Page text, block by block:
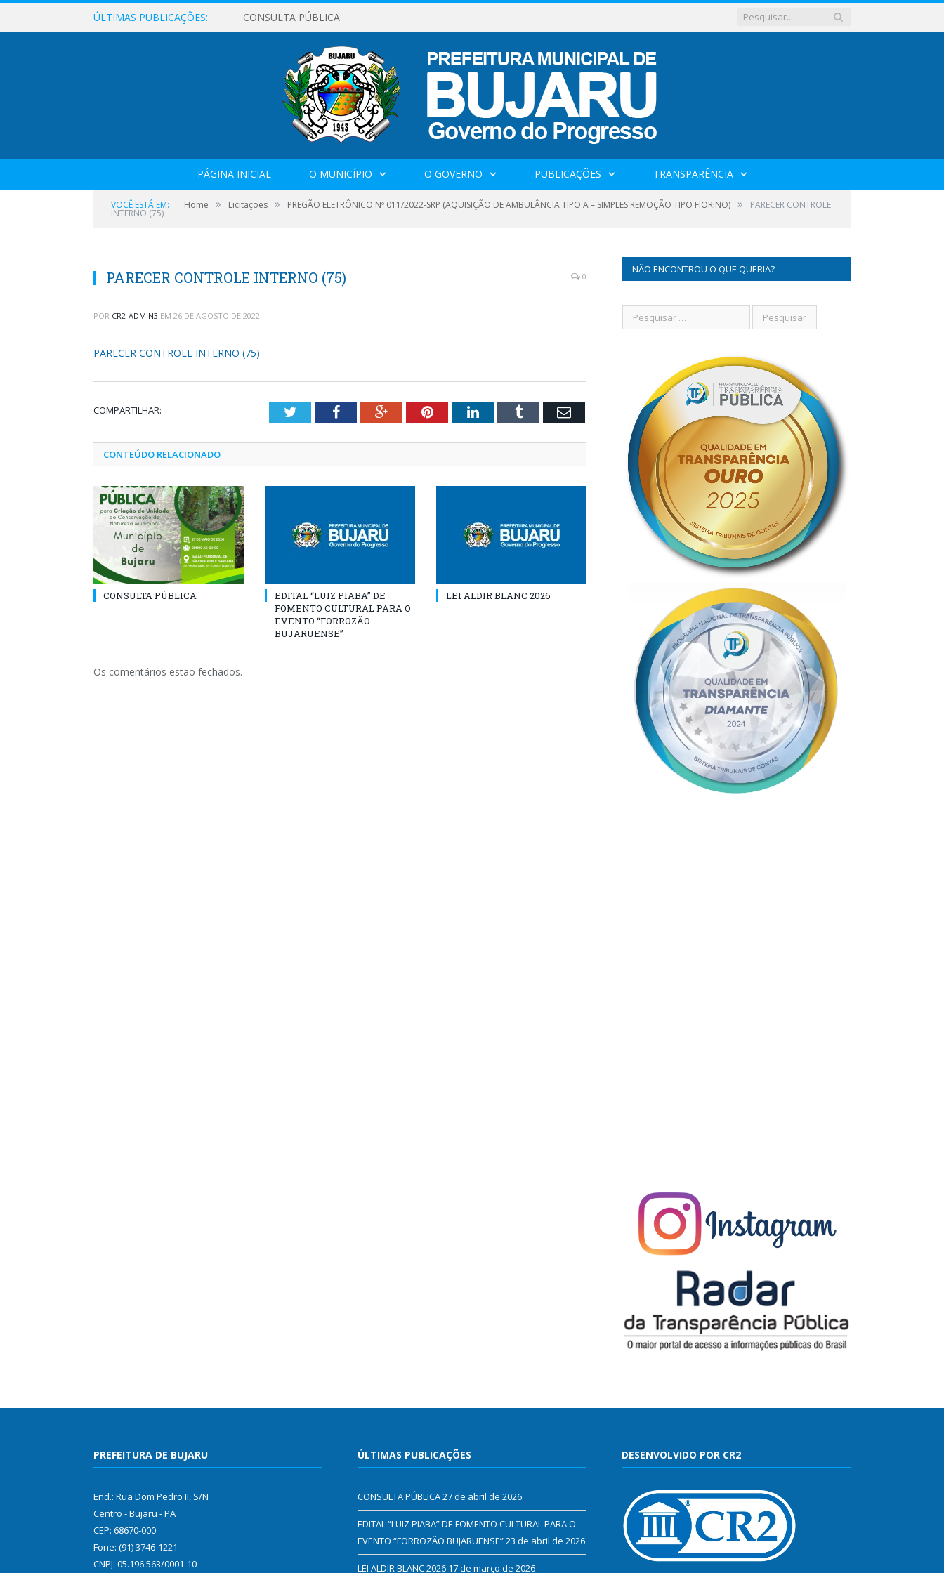
ÚLTIMAS PUBLICAÇÕES: CONSULTA PÚBLICA
PÁGINA INICIAL O MUNICÍPIO O GOVERNO PUBLICAÇÕES TRANSPARÊNCIA
VOCÊ ESTÁ EM: Home » Licitações » PREGÃO ELETRÔNICO Nº 011/2022-SRP (AQUISIÇÃO DE AMBULÂNCIA TIPO A – SIMPLES REMOÇÃO TIPO FIORINO) » PARECER CONTROLE
INTERNO (75)
PARECER CONTROLE INTERNO (75) 0
POR CR2-ADMIN3 EM 26 DE AGOSTO DE 2022
PARECER CONTROLE INTERNO (75)
COMPARTILHAR: TwitterFacebookGoogle+PinterestLinkedInTumblr Email
CONTEÚDO RELACIONADO
CONSULTA PÚBLICA
EDITAL “LUIZ PIABA” DE
FOMENTO CULTURAL PARA O
EVENTO “FORROZÃO
BUJARUENSE”
LEI ALDIR BLANC 2026
Os comentários estão fechados.
NÃO ENCONTROU O QUE QUERIA?
PREFEITURA DE BUJARU
End.: Rua Dom Pedro II, S/N
Centro - Bujaru - PA
CEP: 68670-000
Fone: (91) 3746-1221
CNPJ: 05.196.563/0001-10
ÚLTIMAS PUBLICAÇÕES
CONSULTA PÚBLICA27 de abril de 2026
EDITAL “LUIZ PIABA” DE FOMENTO CULTURAL PARA O
EVENTO “FORROZÃO BUJARUENSE”23 de abril de 2026
LEI ALDIR BLANC 2026 17 de março de 2026
DESENVOLVIDO POR CR2